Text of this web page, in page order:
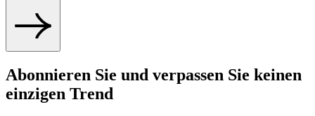
Abonnieren Sie und verpassen Sie keinen
einzigen Trend